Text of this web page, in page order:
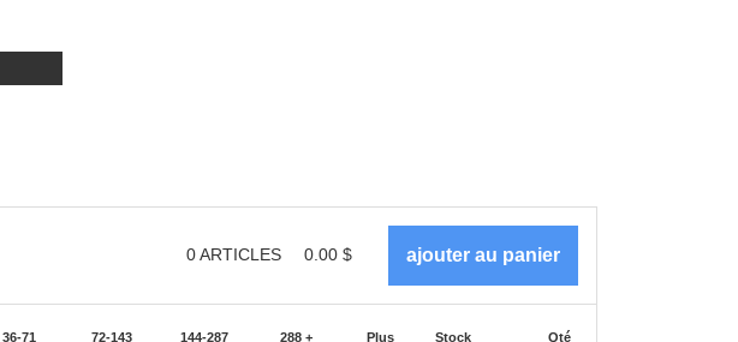
0ARTICLES 0.00 $
36-71 72-143 144-287 288 + Plus Stock Qté